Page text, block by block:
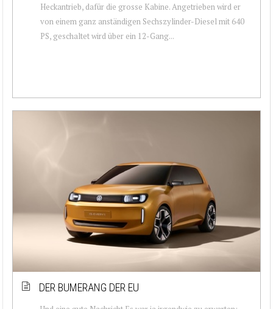
Heckantrieb, dafür die grosse Kabine. Angetrieben wird er
von einem ganz anständigen Sechszylinder-Diesel mit 640
PS, geschaltet wird über ein 12-Gang...
DER BUMERANG DER EU